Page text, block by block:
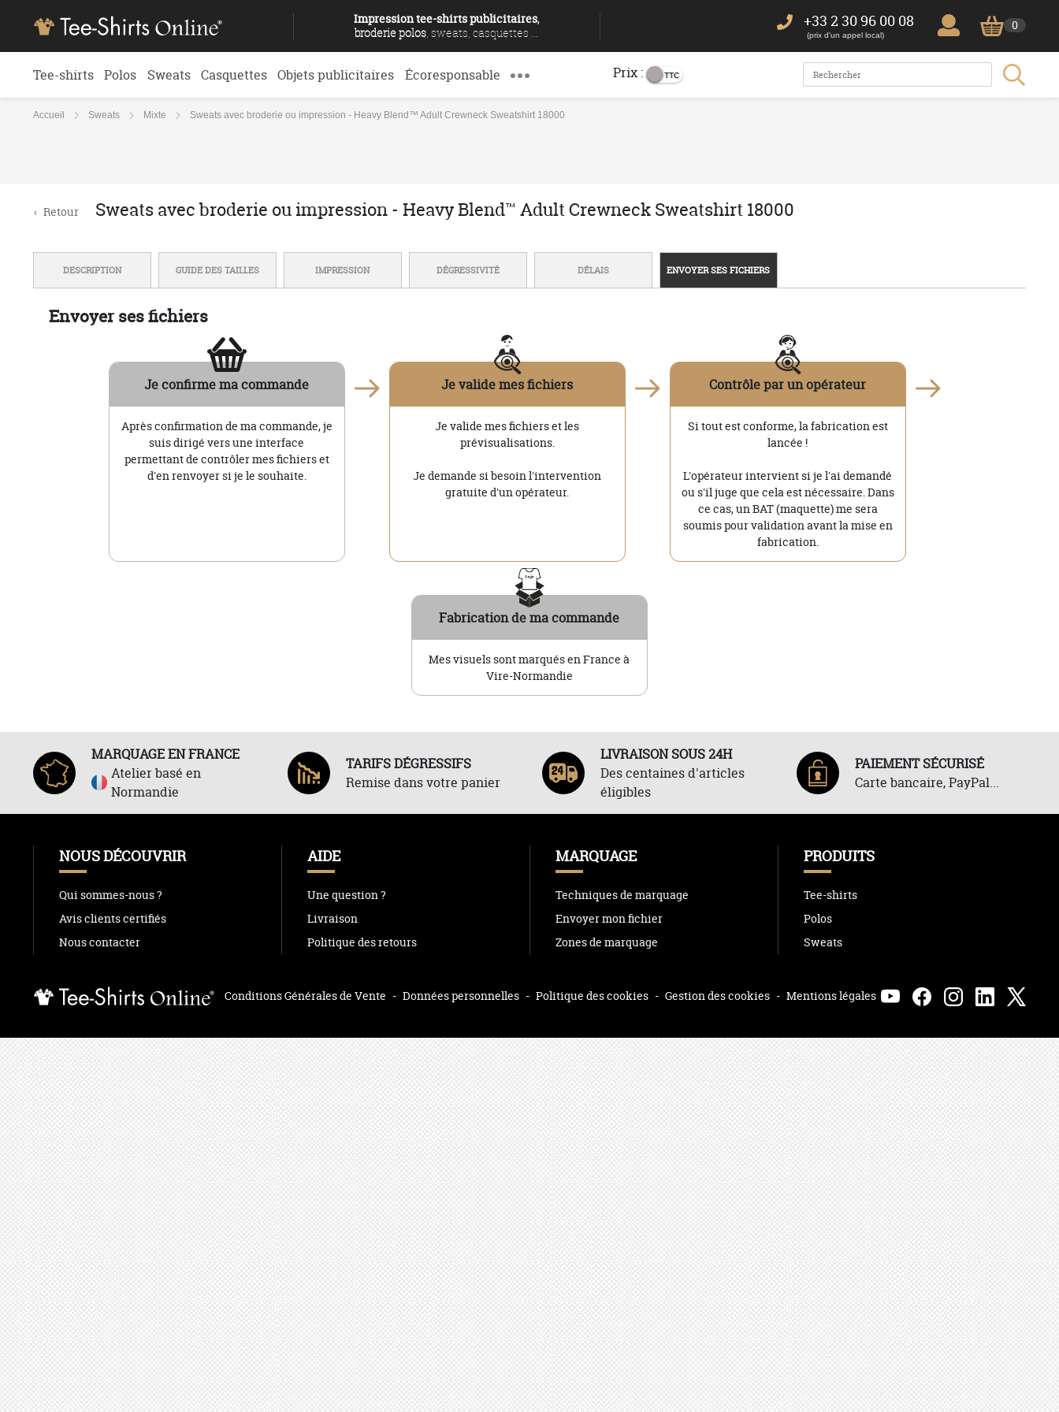
Impression tee-shirts publicitaires,
broderie polos , sweats, casquettes ...
+33 2 30 96 00 08
(prix d'un appel local)
0
Tee-shirts Polos Sweats Casquettes Objets publicitaires Écoresponsable Prix :
Accueil Sweats Mixte Sweats avec broderie ou impression - Heavy Blend™ Adult Crewneck Sweatshirt 18000
‹ Retour Sweats avec broderie ou impression - Heavy Blend™ Adult Crewneck Sweatshirt 18000
DESCRIPTION GUIDE DES TAILLES IMPRESSION DÉGRESSIVITÉ DÉLAIS ENVOYER SES FICHIERS
Envoyer ses fichiers
Je confirme ma commande
Après confirmation de ma commande, je
suis dirigé vers une interface
permettant de contrôler mes fichiers et
d'en renvoyer si je le souhaite.
Je valide mes fichiers
Je valide mes fichiers et les
prévisualisations.
Je demande si besoin l'intervention
gratuite d'un opérateur.
Contrôle par un opérateur
Si tout est conforme, la fabrication est
lancée !
L'opérateur intervient si je l'ai demandé
ou s'il juge que cela est nécessaire. Dans
ce cas, un BAT (maquette) me sera
soumis pour validation avant la mise en
fabrication.
Fabrication de ma commande
Mes visuels sont marqués en France à
Vire-Normandie
MARQUAGE EN FRANCE
Atelier basé en
Normandie
TARIFS DÉGRESSIFS
Remise dans votre panier
LIVRAISON SOUS 24H
Des centaines d'articles
éligibles
PAIEMENT SÉCURISÉ
Carte bancaire, PayPal...
NOUS DÉCOUVRIR
Qui sommes-nous ?
Avis clients certifiés
Nous contacter
AIDE
Une question ?
Livraison
Politique des retours
MARQUAGE
Techniques de marquage
Envoyer mon fichier
Zones de marquage
PRODUITS
Tee-shirts
Polos
Sweats
Conditions Générales de Vente - Données personnelles - Politique des cookies - Gestion des cookies - Mentions légales